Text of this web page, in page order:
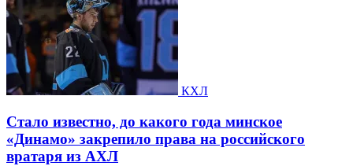
КХЛ
Стало известно, до какого года минское
«Динамо» закрепило права на российского
вратаря из АХЛ